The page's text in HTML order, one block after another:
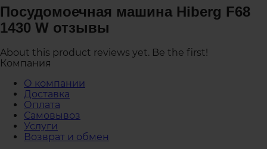
Посудомоечная машина Hiberg F68
1430 W отзывы
About this product reviews yet. Be the first!
Компания
О компании
Доставка
Оплата
Самовывоз
Услуги
Возврат и обмен